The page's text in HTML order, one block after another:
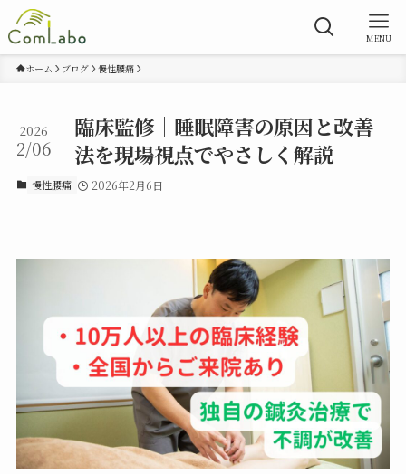
MENU
ホーム ブログ 慢性腰痛
臨床監修｜睡眠障害の原因と改善
法を現場視点でやさしく解説
2026
2/06
慢性腰痛 2026年2月6日